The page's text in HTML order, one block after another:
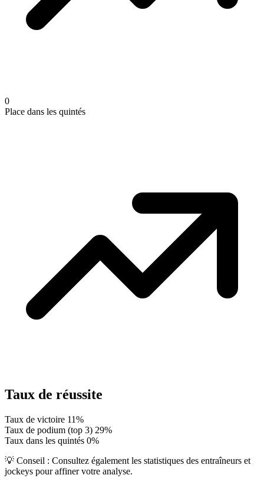
0
Place dans les quintés
Taux de réussite
Taux de victoire 11%
Taux de podium (top 3) 29%
Taux dans les quintés 0%
💡 Conseil : Consultez également les statistiques des entraîneurs et
jockeys pour affiner votre analyse.